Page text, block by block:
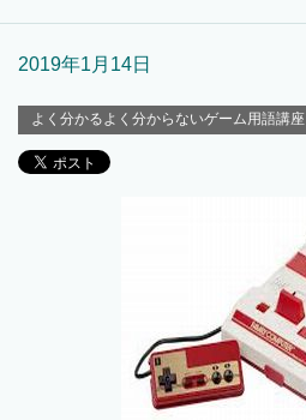
2019年1月14日
よく分かるよく分からないゲーム用語講座